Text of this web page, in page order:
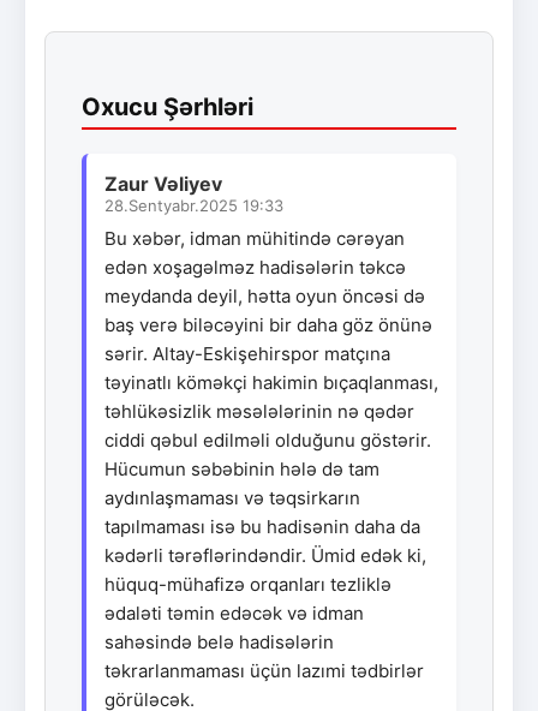
Oxucu Şərhləri
Zaur Vəliyev
28.Sentyabr.2025 19:33
Bu xəbər, idman mühitində cərəyan
edən xoşagəlməz hadisələrin təkcə
meydanda deyil, hətta oyun öncəsi də
baş verə biləcəyini bir daha göz önünə
sərir. Altay-Eskişehirspor matçına
təyinatlı köməkçi hakimin bıçaqlanması,
təhlükəsizlik məsələlərinin nə qədər
ciddi qəbul edilməli olduğunu göstərir.
Hücumun səbəbinin hələ də tam
aydınlaşmaması və təqsirkarın
tapılmaması isə bu hadisənin daha da
kədərli tərəflərindəndir. Ümid edək ki,
hüquq-mühafizə orqanları tezliklə
ədaləti təmin edəcək və idman
sahəsində belə hadisələrin
təkrarlanmaması üçün lazımi tədbirlər
görüləcək.